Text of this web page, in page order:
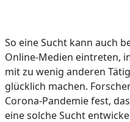
So eine Sucht kann auch
Online-Medien eintreten,
mit zu wenig anderen
glücklich machen.
Corona-Pandemie fest,
eine solche Sucht